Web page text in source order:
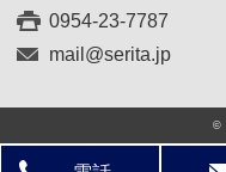
0954-23-7787
mail@serita.jp
©